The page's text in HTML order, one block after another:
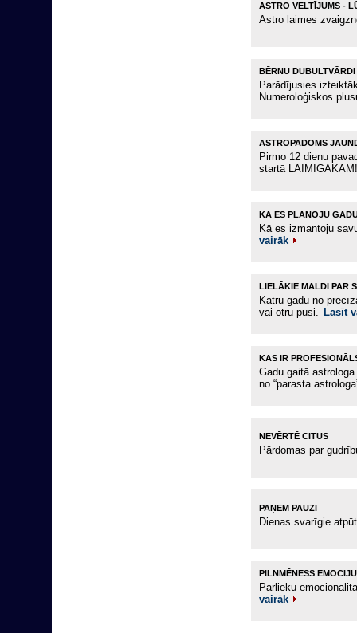
ASTRO VELTĪJUMS -
Astro laimes
BĒRNU
Parādījusies
Numeroloģiskos
ASTROPADOMS
Pirmo 12 dienu
startā
KĀ ES PLĀNOJU
Kā es izmantoju
vairāk
LIELĀKIE MALDI PAR
Katru gadu no
vai otru pusi. Lasīt
KAS IR
Gadu gaitā
no “parasta
NEVĒRTĒ CITUS
Pārdomas par
PAŅEM PAUZI
Dienas svarīgie
PILNMĒNESS
Pārlieku
vairāk